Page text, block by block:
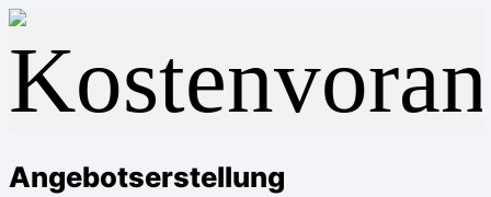
Angebotserstellung